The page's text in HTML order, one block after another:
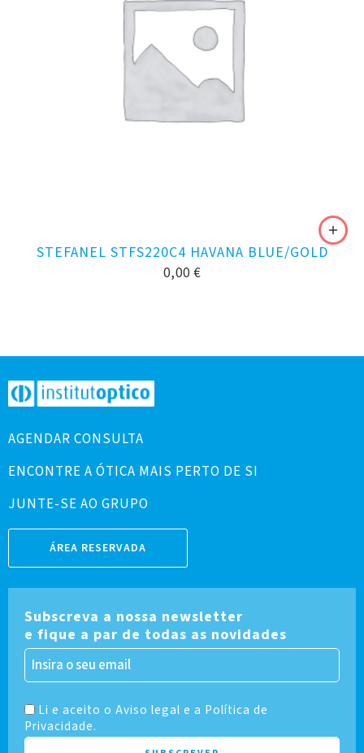
STEFANEL STFS220C4 HAVANA BLUE/GOLD
0,00 €
AGENDAR CONSULTA
ENCONTRE A ÓTICA MAIS PERTO DE SI
JUNTE-SE AO GRUPO
ÁREA RESERVADA
Subscreva a nossa newsletter
e fique a par de todas as novidades
Li e aceito o Aviso legal e a Política de
Privacidade.